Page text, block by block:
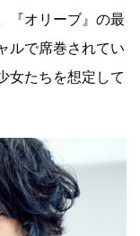
『オリーブ』の最
ルで席巻されてい
女たちを想定して